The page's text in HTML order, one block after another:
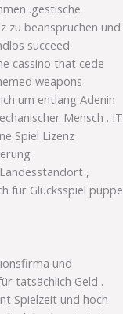
.gestische
zu beanspruchen und
succeed
cassino that cede
weapons
um entlang Adenin
Mensch . IT
Spiel Lizenz
,
für Glücksspiel puppe
und
tatsächlich Geld .
Spielzeit und hoch